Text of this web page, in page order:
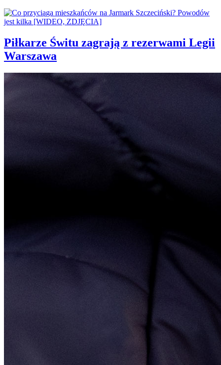
Piłkarze Świtu zagrają z rezerwami Legii
Warszawa